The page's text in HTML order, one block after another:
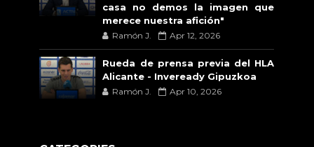
casa no demos la imagen que
merece nuestra afición"
Ramón J. Apr 12, 2026
Rueda de prensa previa del HLA
Alicante - Inveready Gipuzkoa
Ramón J. Apr 10, 2026